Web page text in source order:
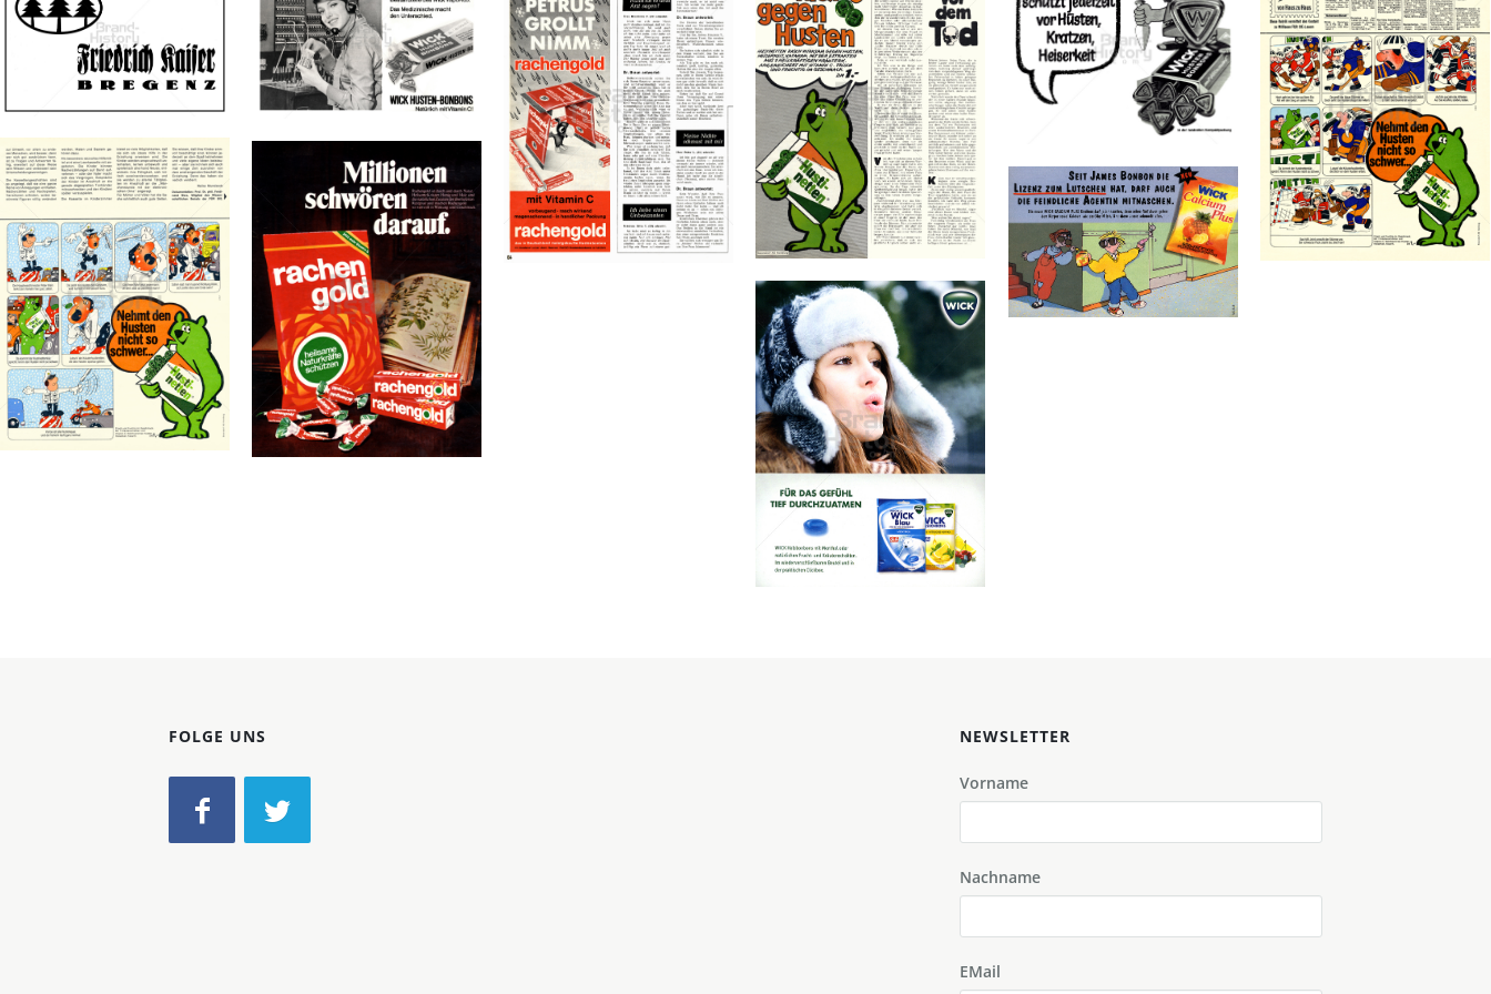
Epoche
Fr. Kaiser GmbH -
Drei-Tannen-Werk
1956
WICK
Service GmbH
1963
Bild-ID: 2546
rachengold
AUGUST STORCK KG
1967
Bild-ID: 12822
Hustinetten
Beiersdorf AG
1968
Bild-ID: 14034
WICK
Hustenbonbons
Service GmbH
1969
Bild-ID: 14287
Hustinetten
Beiersdorf AG
1971
Bild-ID: 17378
Hustinetten
Beiersdorf AG
1971
Bild-ID: 17431
rachengold
AUGUST STORCK KG
1973
Bild-ID: 12641
WICK
Bild-ID: 71663
WICK
Hustenbonbons
Procter & Gamble
Service GmbH
2015
Bild-ID: 71767
FOLGE UNS NEWSLETTER
Vorname
Nachname
EMail